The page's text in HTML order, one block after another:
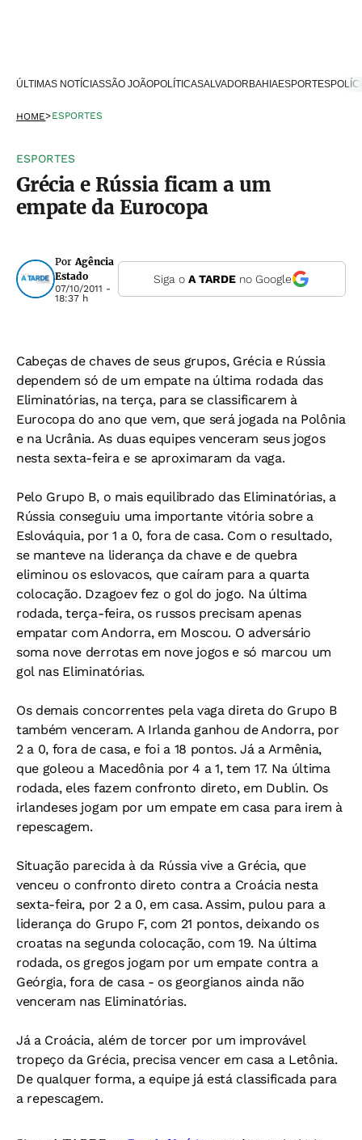
ÚLTIMAS NOTÍCIASSÃO JOÃOPOLÍTICASALVADOR BAHIAESPORTES
HOME>ESPORTES
ESPORTES
Grécia e Rússia ficam a um
empate da Eurocopa
PorAgência
Estado
07/10/2011 -
18:37 h
Siga oA TARDE no Google
Cabeças de chaves de seus grupos, Grécia e Rússia
dependem só de um empate na última rodada das
Eliminatórias, na terça, para se classificarem à
Eurocopa do ano que vem, que será jogada na Polônia
e na Ucrânia. As duas equipes venceram seus jogos
nesta sexta-feira e se aproximaram da vaga.
Pelo Grupo B, o mais equilibrado das Eliminatórias, a
Rússia conseguiu uma importante vitória sobre a
Eslováquia, por 1 a 0, fora de casa. Com o resultado,
se manteve na liderança da chave e de quebra
eliminou os eslovacos, que caíram para a quarta
colocação. Dzagoev fez o gol do jogo. Na última
rodada, terça-feira, os russos precisam apenas
empatar com Andorra, em Moscou. O adversário
soma nove derrotas em nove jogos e só marcou um
gol nas Eliminatórias.
Os demais concorrentes pela vaga direta do Grupo B
também venceram. A Irlanda ganhou de Andorra, por
2 a 0, fora de casa, e foi a 18 pontos. Já a Armênia,
que goleou a Macedônia por 4 a 1, tem 17. Na última
rodada, eles fazem confronto direto, em Dublin. Os
irlandeses jogam por um empate em casa para irem à
repescagem.
Situação parecida à da Rússia vive a Grécia, que
venceu o confronto direto contra a Croácia nesta
sexta-feira, por 2 a 0, em casa. Assim, pulou para a
liderança do Grupo F, com 21 pontos, deixando os
croatas na segunda colocação, com 19. Na última
rodada, os gregos jogam por um empate contra a
Geórgia, fora de casa - os georgianos ainda não
venceram nas Eliminatórias.
Já a Croácia, além de torcer por um improvável
tropeço da Grécia, precisa vencer em casa a Letônia.
De qualquer forma, a equipe já está classificada para
a repescagem.